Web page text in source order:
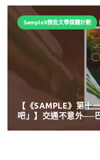
SampleX微批文學媒體計劃
【《SAMPLE》第十
吧」】交通不意外──